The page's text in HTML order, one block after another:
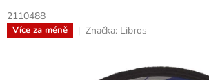
2110488
Více za méně Značka: Libros